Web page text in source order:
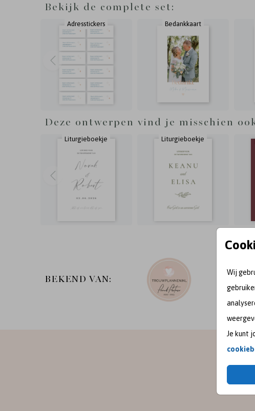
Wij
Je kunt
papier. Het boekje wordt samengebonden met 2
nietjes. Folie is niet mogelijk.
Bekijk de complete set:
Adresstickers Bedankkaart
Deze ontwerpen vind je misschien
Liturgieboekje Liturgieboekje
BEKEND VAN: